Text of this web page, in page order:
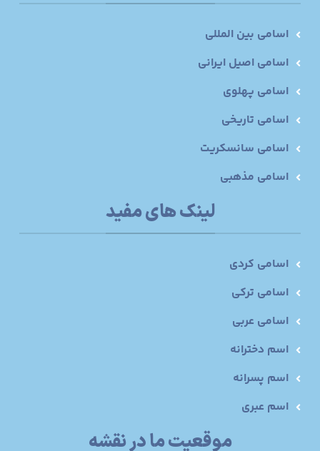
اسامی بین المللی
اسامی اصیل ایرانی
اسامی پهلوی
اسامی تاریخی
اسامی سانسکریت
اسامی مذهبی
لینک های مفید
اسامی کردی
اسامی ترکی
اسامی عربی
اسم دخترانه
اسم پسرانه
اسم عبری
موقعیت ما در نقشه